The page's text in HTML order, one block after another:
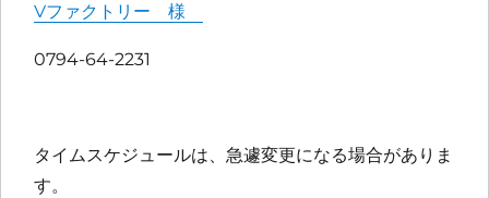
Vファクトリー 様
0794-64-2231
タイムスケジュールは、急遽変更になる場合がありま
す。